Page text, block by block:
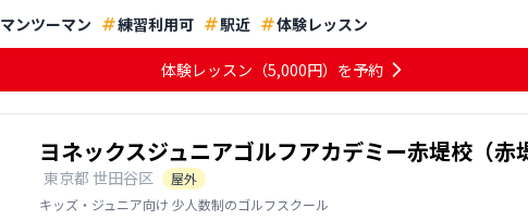
マンツーマン 練習利用可 駅近 体験レッスン
体験レッスン （5,000円） を予約
ヨネックスジュニアゴルフアカデミー赤堤校（赤
東京都 世田谷区
屋外
キッズ・ジュニア向け 少人数制のゴルフスクール